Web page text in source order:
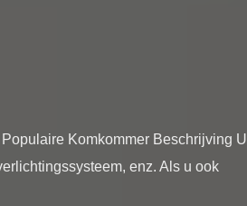
Komkommer Beschrijving U
enz. Als u ook